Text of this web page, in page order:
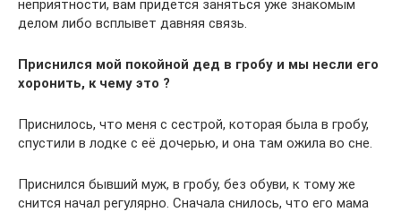
неприятности, вам придется заняться уже знакомым
делом либо всплывет давняя связь.
Приснился мой покойной дед в гробу и мы несли его
хоронить, к чему это ?
Приснилось, что меня с сестрой, которая была в гробу,
спустили в лодке с её дочерью, и она там ожила во сне.
Приснился бывший муж, в гробу, без обуви, к тому же
снится начал регулярно. Сначала снилось, что его мама